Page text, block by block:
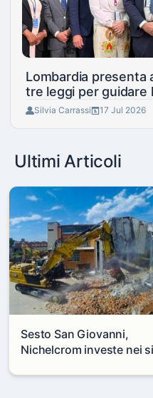
Lombardia presenta
tre leggi per guidare
Silvia Carrassi 17 Jul 2026
Ultimi Articoli
Sesto San Giovanni,
Nichelcrom investe nei
capannone per fare